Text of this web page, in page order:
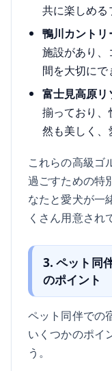
共に楽しめる
鴨川カントリ
施設があり
間を大切にで
富士見高原リ
揃っており
然も美しく、
これらの高級ゴ
過ごすための特
なたと愛犬が一
くさん用意され
3. ペット同
のポイント
ペット同伴での
いくつかのポイ
う。